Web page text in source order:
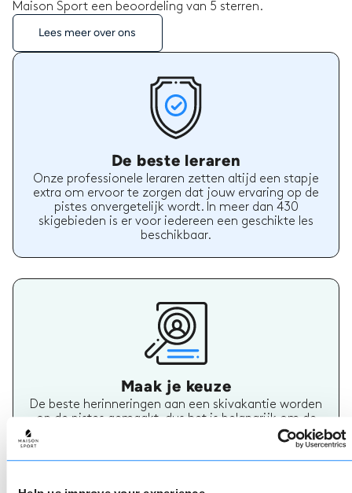
Maison Sport een beoordeling van 5 sterren.
Lees meer over ons
De beste leraren
Onze professionele leraren zetten altijd een stapje
extra om ervoor te zorgen dat jouw ervaring op de
pistes onvergetelijk wordt. In meer dan 430
skigebieden is er voor iedereen een geschikte les
beschikbaar.
Maak je keuze
De beste herinneringen aan een skivakantie worden
op de pistes gemaakt, dus het is belangrijk om de
juiste ski- of snowboardleraar te hebben. Vind